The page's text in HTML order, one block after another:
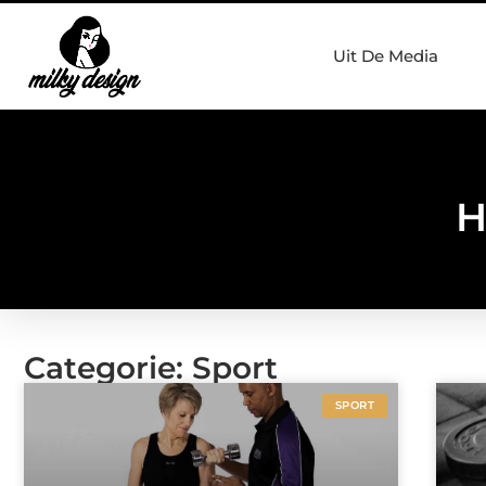
Uit De Media
Categorie: Sport
SPORT